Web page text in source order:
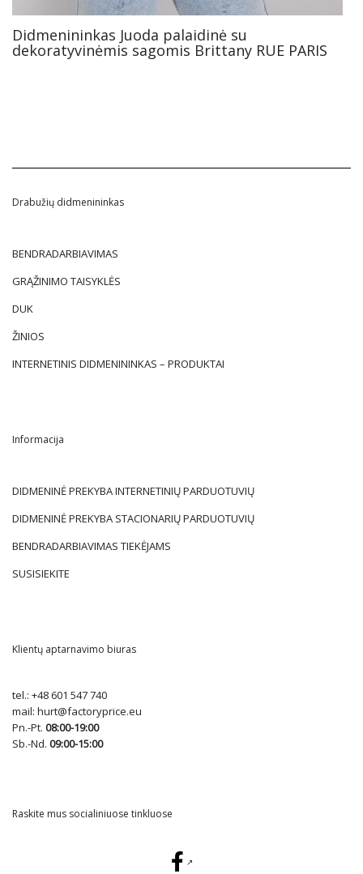
Didmenininkas Juoda palaidinė su
dekoratyvinėmis sagomis Brittany RUE PARIS
Drabužių didmenininkas
BENDRADARBIAVIMAS
GRĄŽINIMO TAISYKLĖS
DUK
ŽINIOS
INTERNETINIS DIDMENININKAS – PRODUKTAI
Informacija
DIDMENINĖ PREKYBA INTERNETINIŲ PARDUOTUVIŲ
DIDMENINĖ PREKYBA STACIONARIŲ PARDUOTUVIŲ
BENDRADARBIAVIMAS TIEKĖJAMS
SUSISIEKITE
Klientų aptarnavimo biuras
tel.: +48 601 547 740
mail: hurt@factoryprice.eu
Pn.-Pt. 08:00-19:00
Sb.-Nd. 09:00-15:00
Raskite mus socialiniuose tinkluose